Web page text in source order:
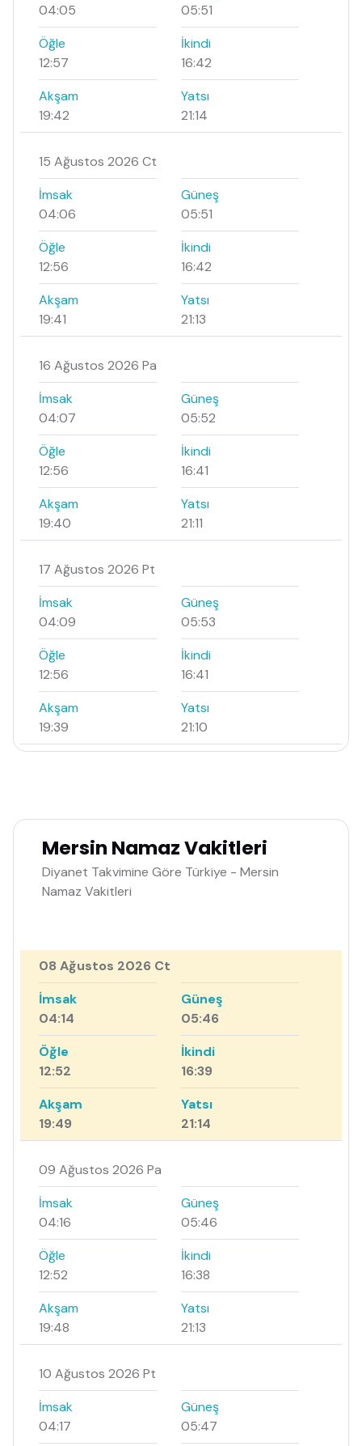
04:05
05:51
Öğle
12:57
İkindi
16:42
Akşam
19:42
Yatsı
21:14
15 Ağustos 2026 Ct
İmsak
04:06
Güneş
05:51
Öğle
12:56
İkindi
16:42
Akşam
19:41
Yatsı
21:13
16 Ağustos 2026 Pa
İmsak
04:07
Güneş
05:52
Öğle
12:56
İkindi
16:41
Akşam
19:40
Yatsı
21:11
17 Ağustos 2026 Pt
İmsak
04:09
Güneş
05:53
Öğle
12:56
İkindi
16:41
Akşam
19:39
Yatsı
21:10
Mersin Namaz Vakitleri
Diyanet Takvimine Göre Türkiye - Mersin
Namaz Vakitleri
08 Ağustos 2026 Ct
İmsak
04:14
Güneş
05:46
Öğle
12:52
İkindi
16:39
Akşam
19:49
Yatsı
21:14
09 Ağustos 2026 Pa
İmsak
04:16
Güneş
05:46
Öğle
12:52
İkindi
16:38
Akşam
19:48
Yatsı
21:13
10 Ağustos 2026 Pt
İmsak
04:17
Güneş
05:47